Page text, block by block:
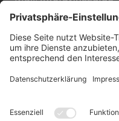
Alle Studiengänge
Impressum